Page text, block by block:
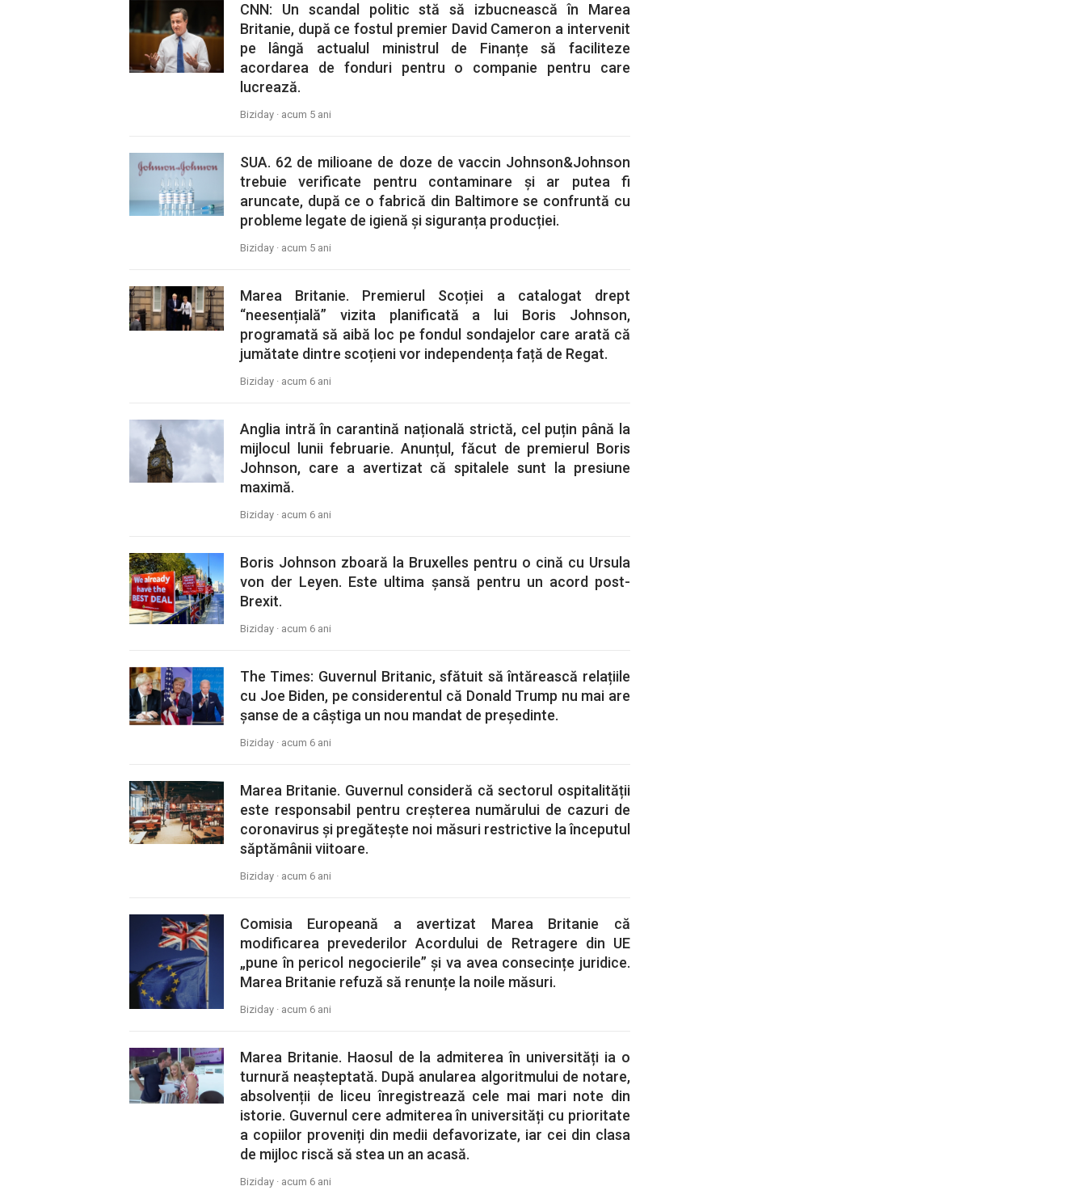
CNN: Un scandal politic stă să izbucnească în Marea
Britanie, după ce fostul premier David Cameron a intervenit
pe lângă actualul ministrul de Finanțe să faciliteze
acordarea de fonduri pentru o companie pentru care
lucrează.
Biziday · acum 5 ani
SUA. 62 de milioane de doze de vaccin Johnson&Johnson
trebuie verificate pentru contaminare și ar putea fi
aruncate, după ce o fabrică din Baltimore se confruntă cu
probleme legate de igienă și siguranța producției.
Biziday · acum 5 ani
Marea Britanie. Premierul Scoției a catalogat drept
“neesențială” vizita planificată a lui Boris Johnson,
programată să aibă loc pe fondul sondajelor care arată că
jumătate dintre scoțieni vor independența față de Regat.
Biziday · acum 6 ani
Anglia intră în carantină națională strictă, cel puțin până la
mijlocul lunii februarie. Anunțul, făcut de premierul Boris
Johnson, care a avertizat că spitalele sunt la presiune
maximă.
Biziday · acum 6 ani
Boris Johnson zboară la Bruxelles pentru o cină cu Ursula
von der Leyen. Este ultima șansă pentru un acord post-
Brexit.
Biziday · acum 6 ani
The Times: Guvernul Britanic, sfătuit să întărească relațiile
cu Joe Biden, pe considerentul că Donald Trump nu mai are
șanse de a câștiga un nou mandat de președinte.
Biziday · acum 6 ani
Marea Britanie. Guvernul consideră că sectorul ospitalității
este responsabil pentru creșterea numărului de cazuri de
coronavirus și pregătește noi măsuri restrictive la începutul
săptămânii viitoare.
Biziday · acum 6 ani
Comisia Europeană a avertizat Marea Britanie că
modificarea prevederilor Acordului de Retragere din UE
„pune în pericol negocierile” și va avea consecințe juridice.
Marea Britanie refuză să renunțe la noile măsuri.
Biziday · acum 6 ani
Marea Britanie. Haosul de la admiterea în universități ia o
turnură neașteptată. După anularea algoritmului de notare,
absolvenții de liceu înregistrează cele mai mari note din
istorie. Guvernul cere admiterea în universități cu prioritate
a copiilor proveniți din medii defavorizate, iar cei din clasa
de mijloc riscă să stea un an acasă.
Biziday · acum 6 ani